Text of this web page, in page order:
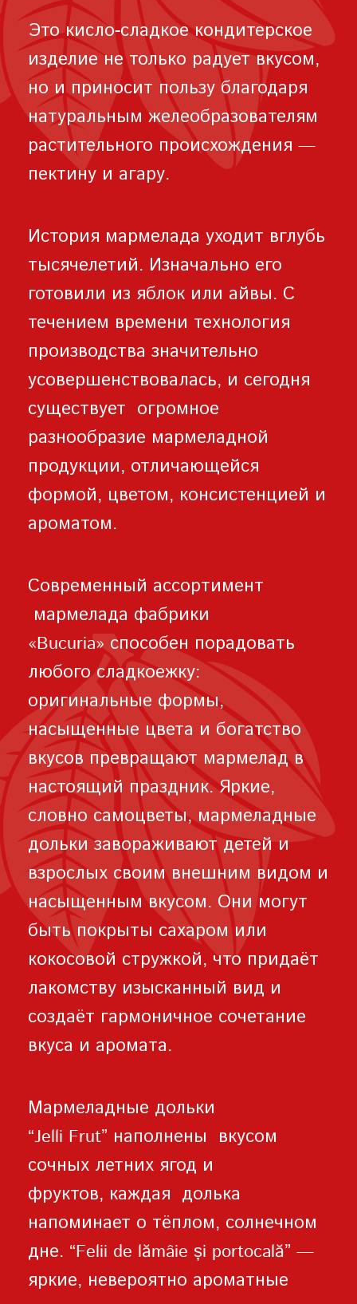
Это кисло-сладкое кондитерское
изделие не только радует вкусом,
но и приносит пользу благодаря
натуральным желеобразователям
растительного происхождения —
пектину и агару.
История мармелада уходит вглубь
тысячелетий. Изначально его
готовили из яблок или айвы. С
течением времени технология
производства значительно
усовершенствовалась, и сегодня
существует огромное
разнообразие мармеладной
продукции, отличающейся
формой, цветом, консистенцией и
ароматом.
Современный ассортимент
мармелада фабрики
«Bucuria» способен порадовать
любого сладкоежку:
оригинальные формы,
насыщенные цвета и богатство
вкусов превращают мармелад в
настоящий праздник. Яркие,
словно самоцветы, мармеладные
дольки завораживают детей и
взрослых своим внешним видом и
насыщенным вкусом. Они могут
быть покрыты сахаром или
кокосовой стружкой, что придаёт
лакомству изысканный вид и
создаёт гармоничное сочетание
вкуса и аромата.
Мармеладные дольки
“Jelli Frut” наполнены вкусом
сочных летних ягод и
фруктов, каждая долька
напоминает о тёплом, солнечном
дне. “Felii de lămâie și portocală” —
яркие, невероятно ароматные